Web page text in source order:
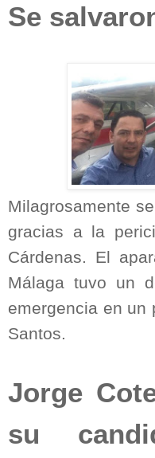
Se
Milagrosamente
gracias a la
Cárdenas. El
Málaga tuvo un
emergencia en un
Santos.
Jorge
su